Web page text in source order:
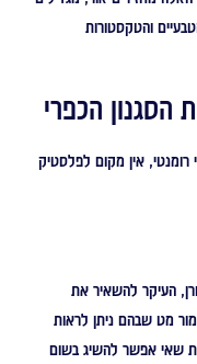
והטקסטורות
הסגנון הכפרי
רומנטי, אין מקום לפלסטיק
העיקר להשאיר את
מט שבהם ניתן לראות
שאי אפשר להשיג בשום